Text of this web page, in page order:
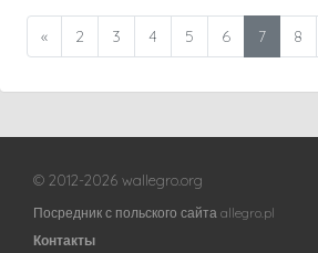
« 2 3 4 5 6 7 8
© 2012-2026 wallegro.org
Посредник с польского сайта allegro.pl
Контакты